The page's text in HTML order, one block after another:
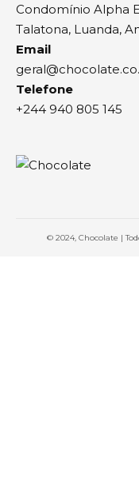
Condomínio Alpha
Talatona, Luanda,
Email
Telefone
+244 940 805 145
© 2024, Chocolate |